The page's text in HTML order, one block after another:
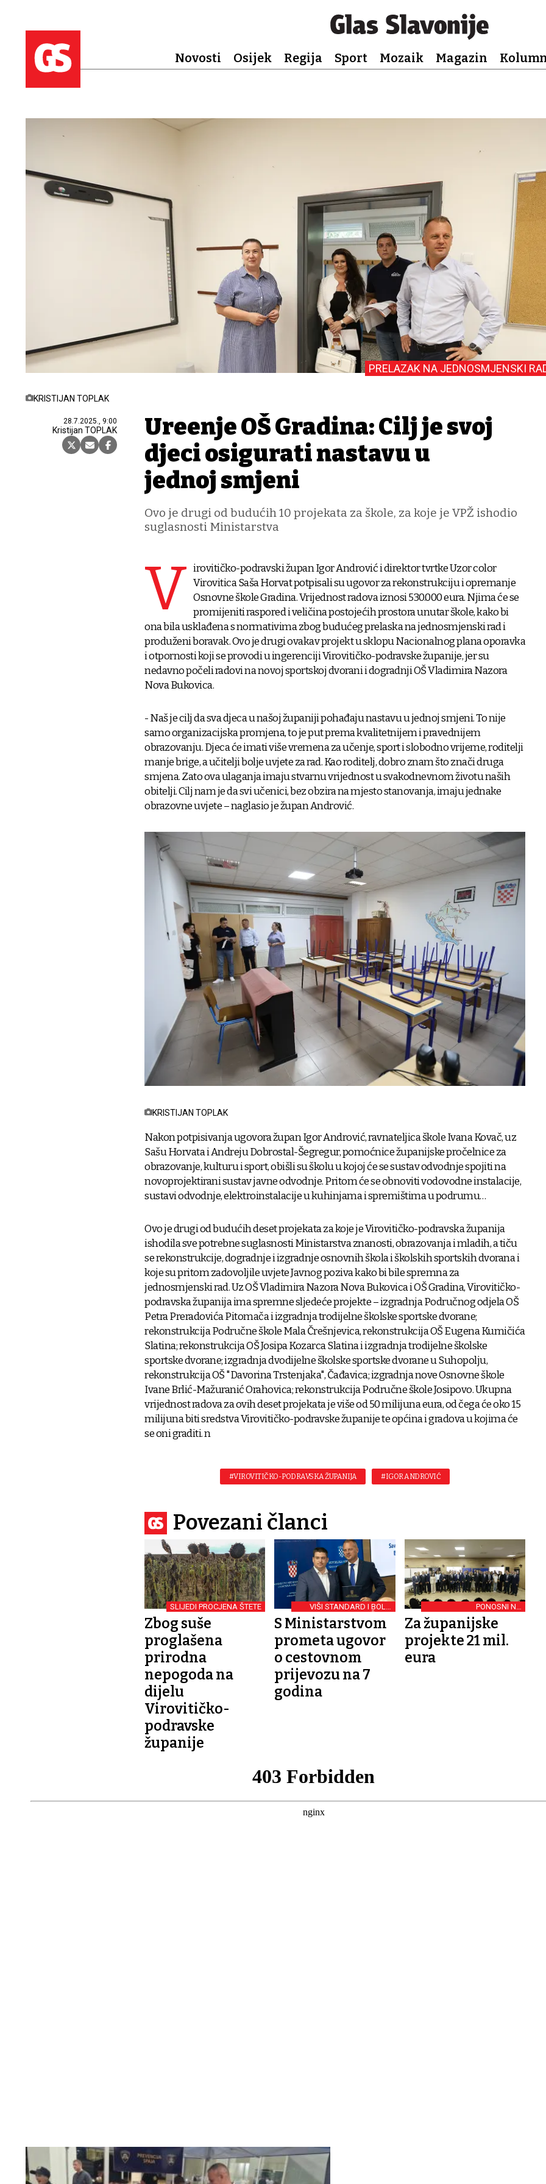
Novosti Osijek Regija Sport Mozaik Magazin
KRISTIJAN TOPLAK
28.7.2025., 9:00
Kristijan TOPLAK
PRELAZAK NA JEDNOSMJENSKI
Uređenje OŠ Gradina: Cilj je svoj
djeci osigurati nastavu u
jednoj smjeni
Ovo je drugi od budućih 10 projekata za škole, za koje je VPŽ ishodio
suglasnosti Ministarstva
V irovitičko-podravski župan Igor Andrović i direktor tvrtke Uzor color
Virovitica Saša Horvat potpisali su ugovor za rekonstrukciju i opremanje
Osnovne škole Gradina. Vrijednost radova iznosi 530.000 eura. Njima će se
promijeniti raspored i veličina postojećih prostora unutar škole, kako bi
ona bila usklađena s normativima zbog budućeg prelaska na jednosmjenski rad i
produženi boravak. Ovo je drugi ovakav projekt u sklopu Nacionalnog plana oporavka
i otpornosti koji se provodi u ingerenciji Virovitičko-podravske županije, jer su
nedavno počeli radovi na novoj sportskoj dvorani i dogradnji OŠ Vladimira Nazora
Nova Bukovica.
- Naš je cilj da sva djeca u našoj županiji pohađaju nastavu u jednoj smjeni. To nije
samo organizacijska promjena, to je put prema kvalitetnijem i pravednijem
obrazovanju. Djeca će imati više vremena za učenje, sport i slobodno vrijeme, roditelji
manje brige, a učitelji bolje uvjete za rad. Kao roditelj, dobro znam što znači druga
smjena. Zato ova ulaganja imaju stvarnu vrijednost u svakodnevnom životu naših
obitelji. Cilj nam je da svi učenici, bez obzira na mjesto stanovanja, imaju jednake
obrazovne uvjete – naglasio je župan Andrović.
KRISTIJAN TOPLAK
Nakon potpisivanja ugovora župan Igor Andrović, ravnateljica škole Ivana Kovač, uz
Sašu Horvata i Andreju Dobrostal-Šegregur, pomoćnice županijske pročelnice za
obrazovanje, kulturu i sport, obišli su školu u kojoj će se sustav odvodnje spojiti na
novoprojektirani sustav javne odvodnje. Pritom će se obnoviti vodovodne instalacije,
sustavi odvodnje, elektroinstalacije u kuhinjama i spremištima u podrumu…
Ovo je drugi od budućih deset projekata za koje je Virovitičko-podravska županija
ishodila sve potrebne suglasnosti Ministarstva znanosti, obrazovanja i mladih, a tiču
se rekonstrukcije, dogradnje i izgradnje osnovnih škola i školskih sportskih dvorana i
koje su pritom zadovoljile uvjete Javnog poziva kako bi bile spremna za
jednosmjenski rad. Uz OŠ Vladimira Nazora Nova Bukovica i OŠ Gradina, Virovitičko-
podravska županija ima spremne sljedeće projekte – izgradnja Područnog odjela OŠ
Petra Preradovića Pitomača i izgradnja trodijelne školske sportske dvorane;
rekonstrukcija Područne škole Mala Črešnjevica, rekonstrukcija OŠ Eugena Kumičića
Slatina; rekonstrukcija OŠ Josipa Kozarca Slatina i izgradnja trodijelne školske
sportske dvorane; izgradnja dvodijelne školske sportske dvorane u Suhopolju,
rekonstrukcija OŠ "Davorina Trstenjaka", Čađavica; izgradnja nove Osnovne škole
Ivane Brlić-Mažuranić Orahovica; rekonstrukcija Područne škole Josipovo. Ukupna
vrijednost radova za ovih deset projekata je više od 50 milijuna eura, od čega će oko 15
milijuna biti sredstva Virovitičko-podravske županije te općina i gradova u kojima će
se oni graditi. n
#VIROVITIČKO-PODRAVSKA ŽUPANIJA #IGOR ANDROVIĆ
Povezani članci
SLIJEDI PROCJENA ŠTETE
Zbog suše
proglašena
prirodna
nepogoda na
dijelu
Virovitičko-
podravske
županije
VIŠI STANDARD I BOLJI
ŽIVOT
S Ministarstvom
prometa ugovor
o cestovnom
prijevozu na 7
godina
PONOSNI NA
POTPISIVANJE
Za županijske
projekte 21 mil.
eura